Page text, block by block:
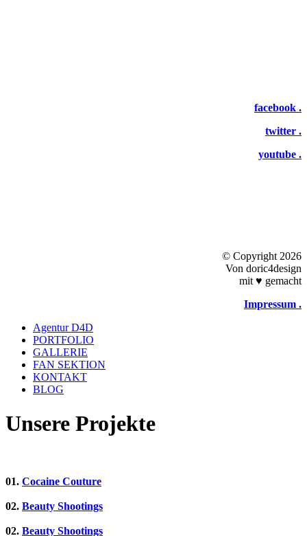
facebook .
twitter .
youtube .
© Copyright 2026
Von doric4design
mit ♥ gemacht
Impressum .
Close
Menu
Agentur D4D
PORTFOLIO
GALLERIE
FAN SEKTION
KONTAKT
BLOG
Unsere Projekte
01. Cocaine Couture
02. Beauty Shootings
02. Beauty Shootings